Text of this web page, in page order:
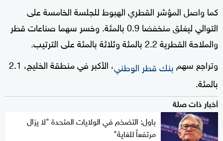
كما واصل المؤشر القطري الهبوط للجلسة الخامسة على
التوالي ليغلق منخفضا 0.9 بالمئة. وخسر سهما صناعات قطر
والملاحة القطرية 2.2 بالمئة وثلاثة بالمئة على الترتيب.
وتراجع سهمبنك قطر الوطني
، الأكبر في منطقة الخليج، 2.1
بالمئة.
أخبار ذات صلة
باول: التضخم في الولايات المتحدة "لا يزال
مرتفعاً للغاية"